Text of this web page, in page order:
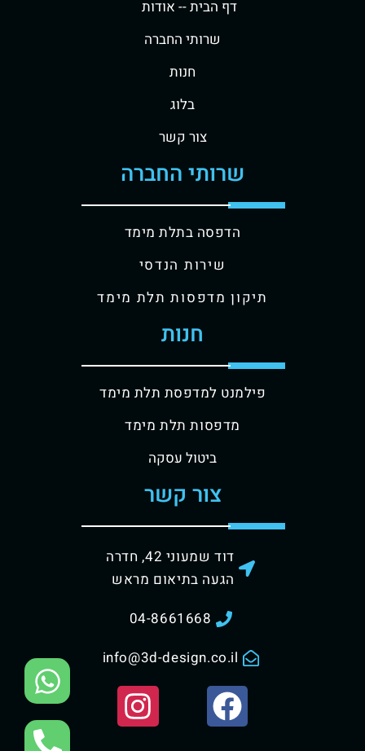
דף הבית -- אודות
שרותי החברה
חנות
בלוג
צור קשר
שרותי החברה
הדפסה בתלת מימד
שירות הנדסי
תיקון מדפסות תלת מימד
חנות
פילמנט למדפסת תלת מימד
מדפסות תלת מימד
ביטול עסקה
צור קשר
דוד שמעוני 42, חדרה
הגעה בתיאום מראש
04-8661668
info@3d-design.co.il